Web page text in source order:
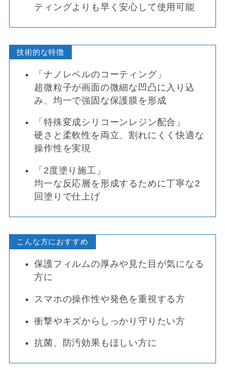
ティングよりも早く安心して使用可能
技術的な特徴
「ナノレベルのコーティング」
超微粒子が画面の微細な凹凸に入り込
み、均一で強固な保護膜を形成
「特殊変成シリコーンレジン配合」
硬さと柔軟性を両立、割れにくく快適な
操作性を実現
「2度塗り施工」
均一な反応層を形成するために丁寧な2
回塗りで仕上げ
こんな方におすすめ
保護フィルムの厚みや見た目が気になる
方に
スマホの操作性や発色を重視する方
衝撃やキズからしっかり守りたい方
抗菌、防汚効果もほしい方に